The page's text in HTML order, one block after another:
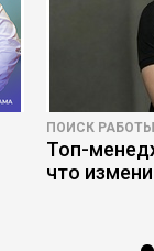
ПОИСК РАБОТЫ
Топ-
что